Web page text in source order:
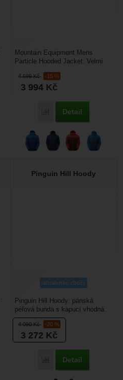
4 699Kč -15 %
3 994 Kč
Porovnat
Detail
Mountain Equipment Mens
Particle Hooded Jacket: Velmi
zateplovací bunda od firmy...
Pinguin Hill Hoody
ultralehké zboží
4 090Kč -20 %
3 272 Kč
Porovnat
Detail
Pinguin Hill Hoody: pánská
péřová bunda s kapucí vhodná
pro různé outdoorové aktivity,
kde potřebujete...